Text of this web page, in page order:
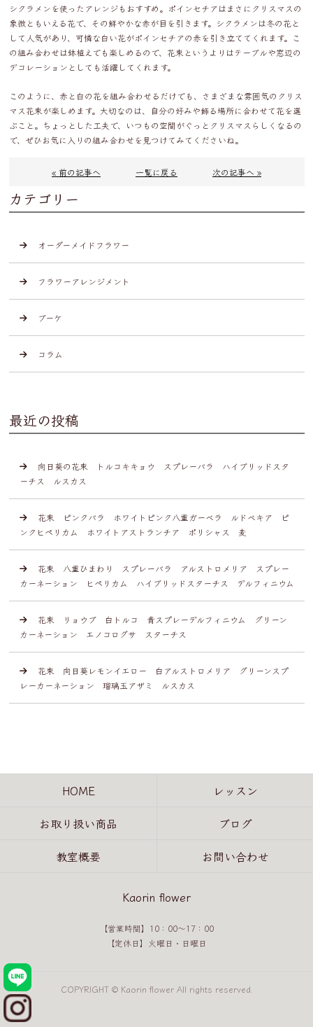
シクラメンを使ったアレンジもおすすめ。ポインセチアはまさにクリスマスの
象徴ともいえる花で、その鮮やかな赤が目を引きます。シクラメンは冬の花と
して人気があり、可憐な白い花がポインセチアの赤を引き立ててくれます。こ
の組み合わせは鉢植えでも楽しめるので、花束というよりはテーブルや窓辺の
デコレーションとしても活躍してくれます。
このように、赤と白の花を組み合わせるだけでも、さまざまな雰囲気のクリス
マス花束が楽しめます。大切なのは、自分の好みや飾る場所に合わせて花を選
ぶこと。ちょっとした工夫で、いつもの空間がぐっとクリスマスらしくなるの
で、ぜひお気に入りの組み合わせを見つけてみてくださいね。
« 前の記事へ 一覧に戻る 次の記事へ »
カテゴリー
オーダーメイドフラワー
フラワーアレンジメント
ブーケ
コラム
最近の投稿
向日葵の花束 トルコキキョウ スプレーバラ ハイブリッドスタ
ーチス ルスカス
花束 ピンクバラ ホワイトピンク八重ガーベラ ルドベキア ピ
ンクヒペリカム ホワイトアストランチア ポリシャス 麦
花束 八重ひまわり スプレーバラ アルストロメリア スプレー
カーネーション ヒペリカム ハイブリッドスターチス デルフィニウム
花束 リョウブ 白トルコ 青スプレーデルフィニウム グリーン
カーネーション エノコログサ スターチス
花束 向日葵レモンイエロー 白アルストロメリア グリーンスプ
レーカーネーション 瑠璃玉アザミ ルスカス
HOME
レッスン
お取り扱い商品
ブログ
教室概要
お問い合わせ
Kaorin flower
【営業時間】10：00～17：00
【定休日】火曜日・日曜日
COPYRIGHT © Kaorin flower All rights reserved.